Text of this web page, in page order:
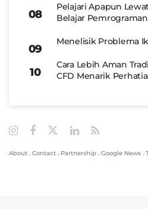
Pelajari Apapun
Belajar Pemrograman
Menelisik Problema
Cara Lebih Aman
CFD Menarik
About . Contact . Partnership . Google News .